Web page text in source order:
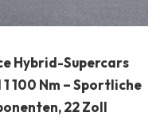
Hybrid-Supercars
100 Nm –Sportliche
22 Zoll